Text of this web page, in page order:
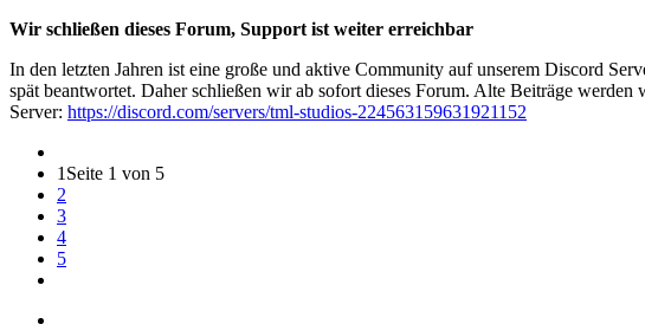
Wir schließen dieses Forum, Support ist weiter erreichbar
In den letzten Jahren ist eine große und aktive Community auf unserem Discord
spät beantwortet. Daher schließen wir ab sofort dieses Forum. Alte Beiträge
Server: https://discord.com/servers/tml-studios-224563159631921152
1 Seite 1 von 5
2
3
4
5